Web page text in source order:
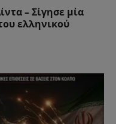
– Σίγησε μία
ελληνικού